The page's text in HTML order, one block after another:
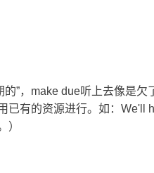
的”，make due听上去像是
已有的资源进行。如：We'll
）